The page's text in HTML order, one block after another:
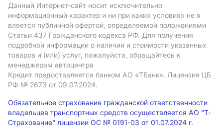
Данный Интернет-сайт носит исключительно
информационный характер и ни при каких условиях не я
вляется публичной офертой, определяемой положениями
Статьи 437 Гражданского кодекса РФ. Для получения
подробной информации о наличии и стоимости указанных
товаров и (или) услуг, пожалуйста, обращайтесь к
менеджерам автоцентра
Кредит предоставляется банком АO «ТБанк». Лицензия ЦБ
РФ № 2673 от 09.07.2024.
Обязательное страхование гражданской ответственности
владельцев транспортных средств осуществляется АО "Т-
Страхование" лицензии ОС № 0191-03 от 01.07.2024 г.